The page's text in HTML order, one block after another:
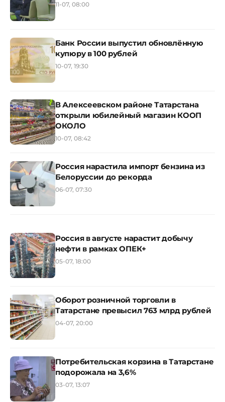
11-07, 08:00
Банк России выпустил обновлённую
купюру в 100 рублей
10-07, 19:30
В Алексеевском районе Татарстана
открыли юбилейный магазин КООП
ОКОЛО
10-07, 08:42
Россия нарастила импорт бензина из
Белоруссии до рекорда
06-07, 07:30
Россия в августе нарастит добычу
нефти в рамках ОПЕК+
05-07, 18:00
Оборот розничной торговли в
Татарстане превысил 763 млрд рублей
04-07, 20:00
Потребительская корзина в Татарстане
подорожала на 3,6%
03-07, 13:07